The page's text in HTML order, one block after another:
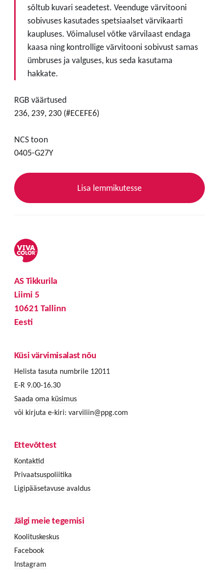
sõltub kuvari seadetest. Veenduge värvitooni
sobivuses kasutades spetsiaalset värvikaarti
kaupluses. Võimalusel võtke värvilaast endaga
kaasa ning kontrollige värvitooni sobivust samas
ümbruses ja valguses, kus seda kasutama
hakkate.
RGB väärtused
236, 239, 230 (#ECEFE6)
NCS toon
0405-G27Y
Lisa lemmikutesse
AS Tikkurila
Liimi 5
10621 Tallinn
Eesti
Küsi värvimisalast nõu
Helista tasuta numbrile 12011
E-R 9.00-16.30
Saada oma küsimus
või kirjuta e-kiri: varviliin@ppg.com
Ettevõttest
Kontaktid
Privaatsuspoliitika
Ligipääsetavuse avaldus
Jälgi meie tegemisi
Koolituskeskus
Facebook
Instagram